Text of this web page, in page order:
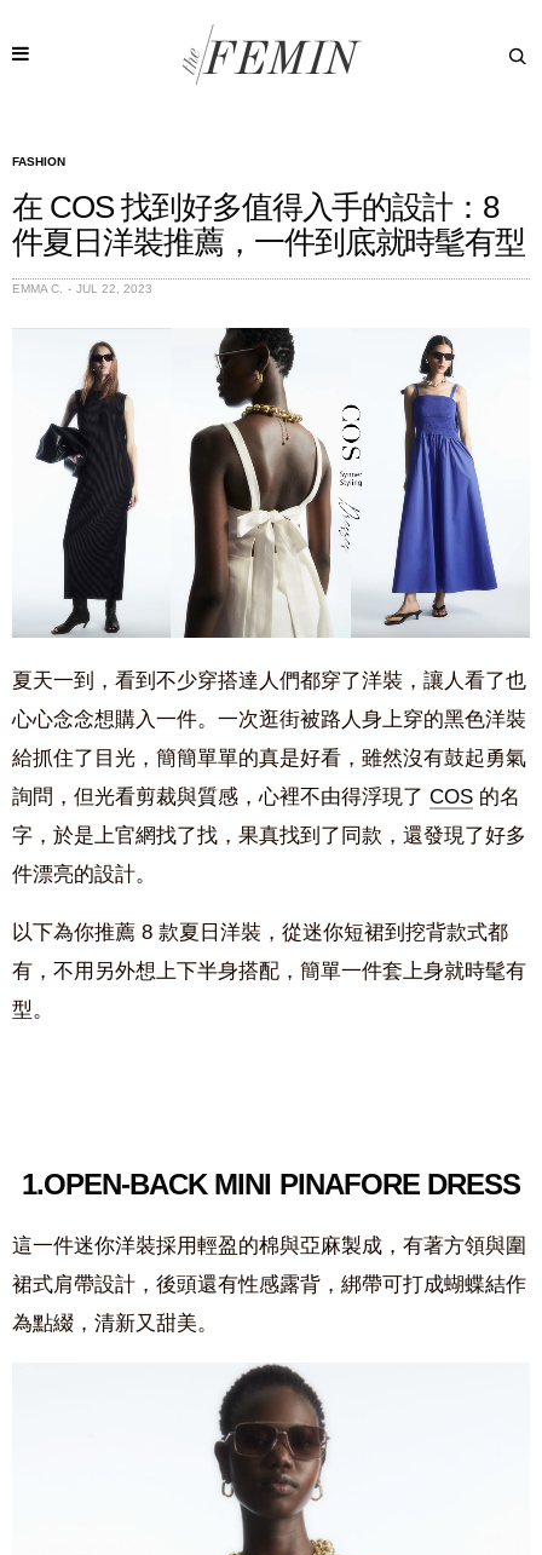
FASHION
在 COS 找到好多值得入手的設計：8
件夏日洋裝推薦，一件到底就時髦有型
EMMA C. JUL 22, 2023
夏天一到，看到不少穿搭達人們都穿了洋裝，讓人看了也
心心念念想購入一件。一次逛街被路人身上穿的黑色洋裝
給抓住了目光，簡簡單單的真是好看，雖然沒有鼓起勇氣
詢問，但光看剪裁與質感，心裡不由得浮現了 COS 的名
字，於是上官網找了找，果真找到了同款，還發現了好多
件漂亮的設計。
以下為你推薦 8 款夏日洋裝，從迷你短裙到挖背款式都
有，不用另外想上下半身搭配，簡單一件套上身就時髦有
型。
1.OPEN-BACK MINI PINAFORE DRESS
這一件迷你洋裝採用輕盈的棉與亞麻製成，有著方領與圍
裙式肩帶設計，後頭還有性感露背，綁帶可打成蝴蝶結作
為點綴，清新又甜美。